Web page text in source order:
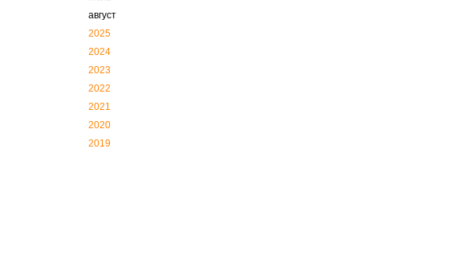
август
2025
2024
2023
2022
2021
2020
2019